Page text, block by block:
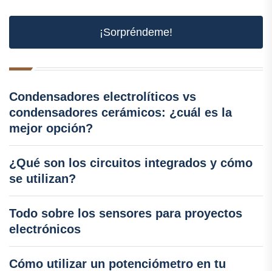
¡Sorpréndeme!
Condensadores electrolíticos vs
condensadores cerámicos: ¿cuál es la
mejor opción?
¿Qué son los circuitos integrados y cómo
se utilizan?
Todo sobre los sensores para proyectos
electrónicos
Cómo utilizar un potenciómetro en tu